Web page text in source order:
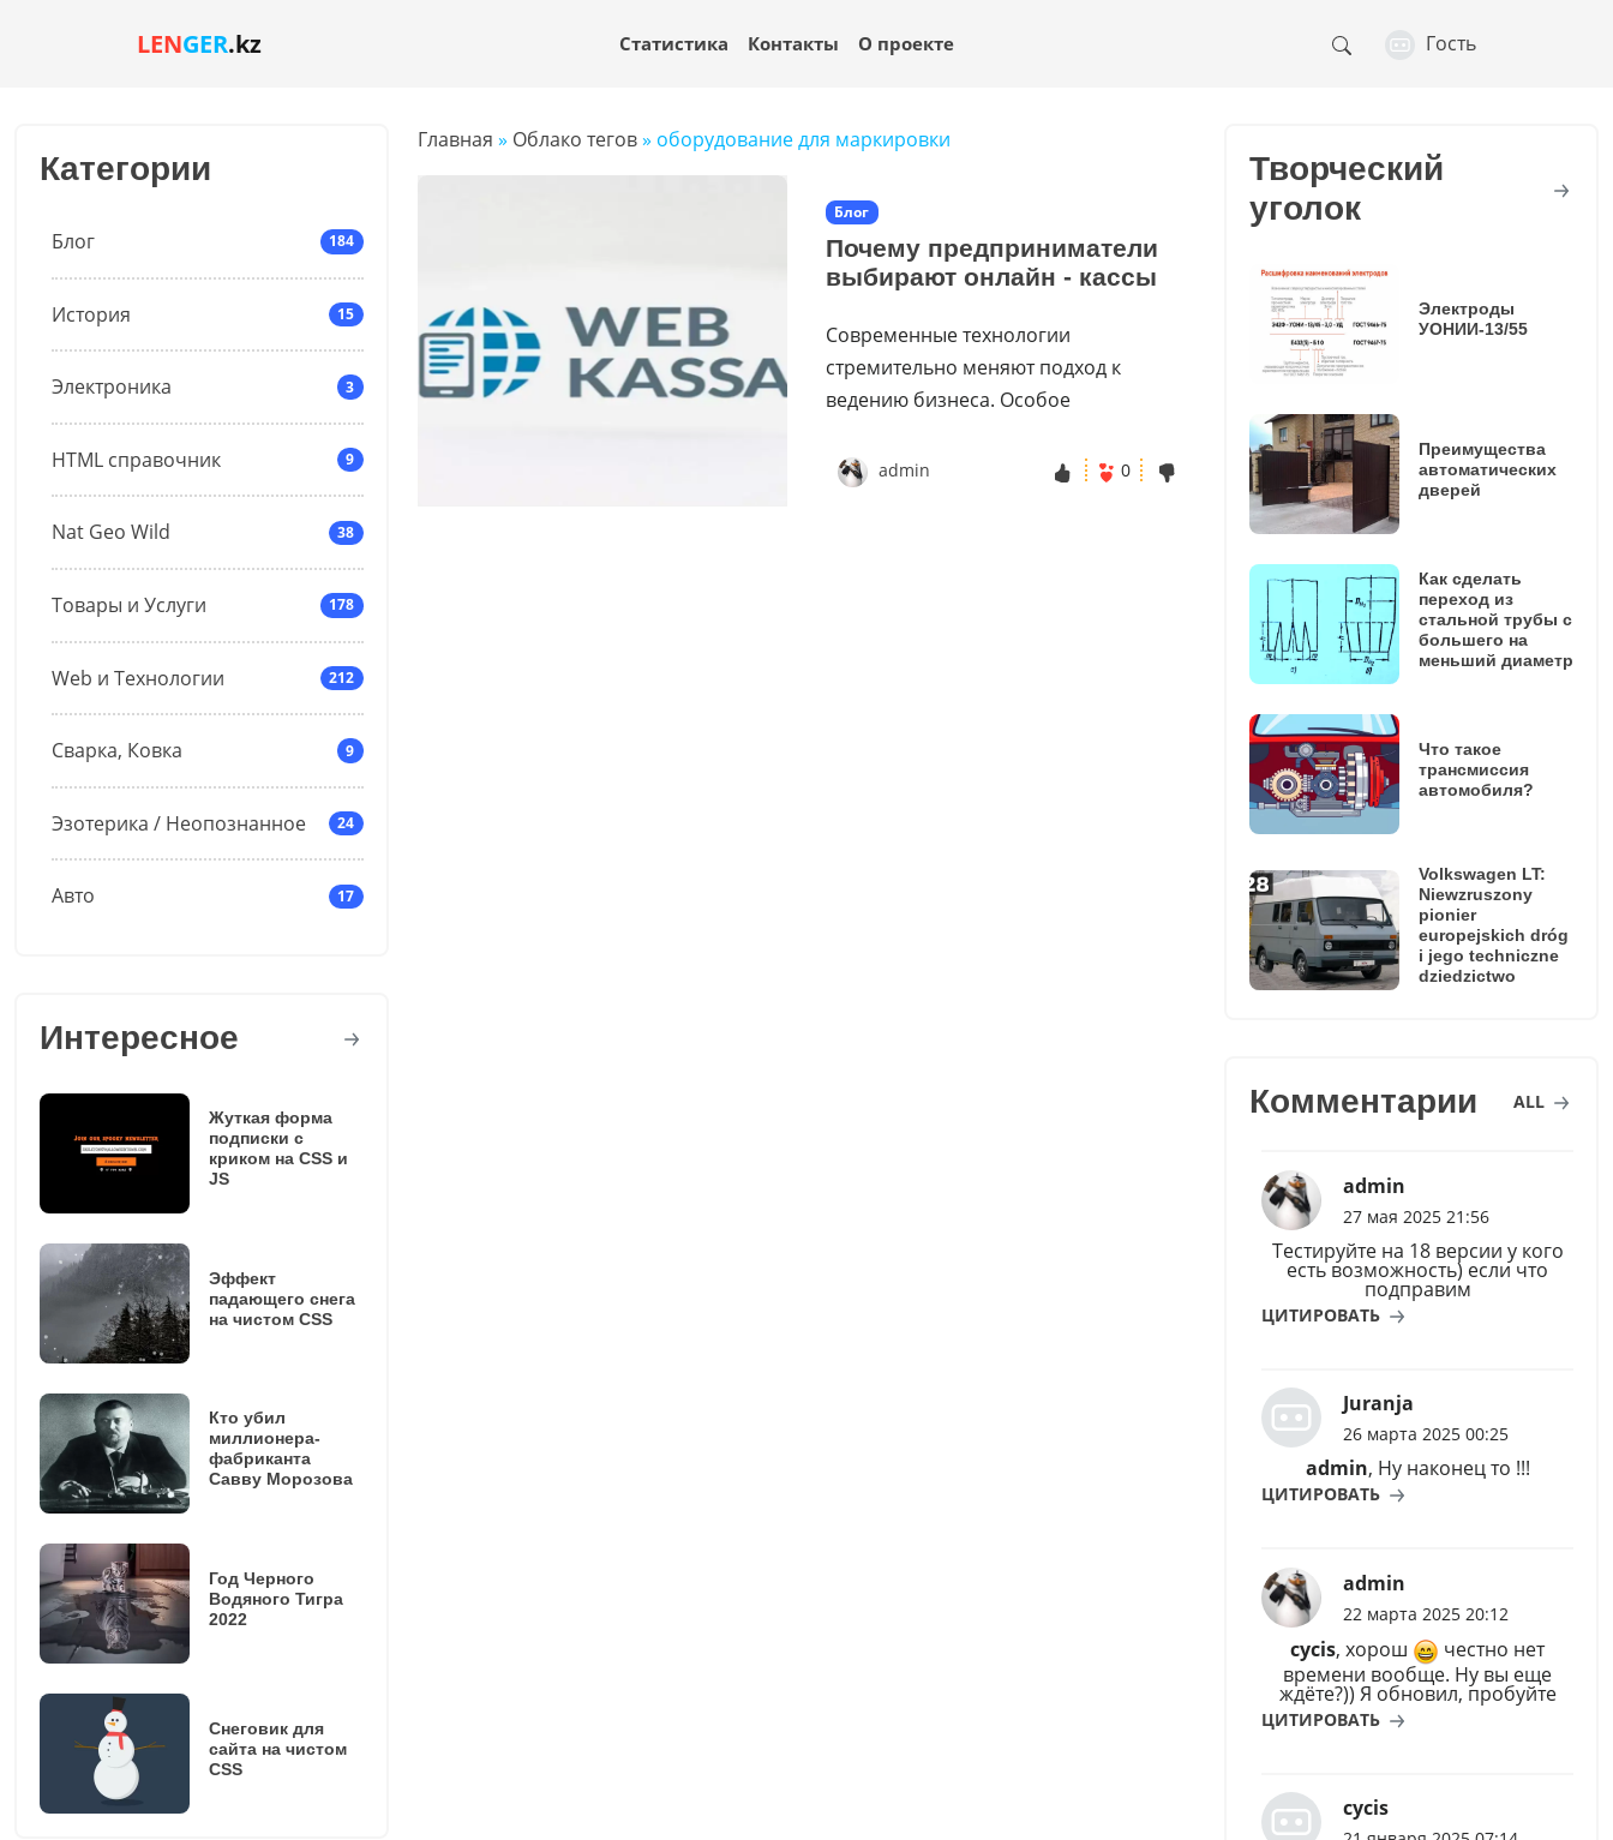
LENGER.kz Гость
Статистика Контакты О проекте
Категории
Блог 184
История 15
Электроника 3
HTML справочник 9
Nat Geo Wild 38
Товары и Услуги 178
Web и Технологии 212
Сварка, Ковка 9
Эзотерика / Неопознанное 24
Авто 17
Интересное
Жуткая форма
подписки с
криком на CSS и
JS
Эффект
падающего снега
на чистом CSS
Кто убил
миллионера-
фабриканта
Савву Морозова
Год Черного
Водяного Тигра
2022
Снеговик для
сайта на чистом
CSS
Главная » Облако тегов» оборудование для маркировки
Блог
Почему предприниматели
выбирают онлайн - кассы
Современные технологии
стремительно меняют подход к
ведению бизнеса. Особое
admin 0
Творческий
уголок
Электроды
УОНИИ-13/55
Преимущества
автоматических
дверей
Как сделать
переход из
стальной трубы с
большего на
меньший диаметр
Что такое
трансмиссия
автомобиля?
Volkswagen LT:
Niewzruszony
pionier
europejskich dróg
i jego techniczne
dziedzictwo
Комментарии ALL
admin
27 мая 2025 21:56
Тестируйте на 18 версии у кого
есть возможность) если что
подправим
ЦИТИРОВАТЬ
Juranja
26 марта 2025 00:25
admin, Ну наконец то !!!
ЦИТИРОВАТЬ
admin
22 марта 2025 20:12
cycis, хорош
честно нет
времени вообще. Ну вы еще
ждёте?)) Я обновил, пробуйте
ЦИТИРОВАТЬ
cycis